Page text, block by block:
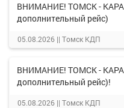
ВНИМАНИЕ! ТОМСК -
дополнительный рейс)
05.08.2026 || Томск КДП
ВНИМАНИЕ! ТОМСК -
дополнительный рейс)!
05.08.2026 || Томск КДП